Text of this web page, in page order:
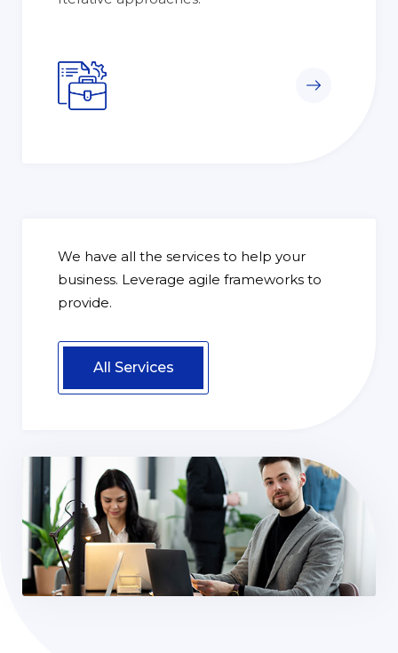
We have all the services to help your
business. Leverage agile frameworks to
provide.
All Services